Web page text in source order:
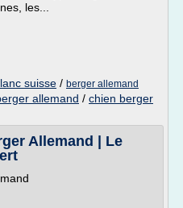
les...
suisse / berger allemand
allemand / chien berger
Allemand | Le